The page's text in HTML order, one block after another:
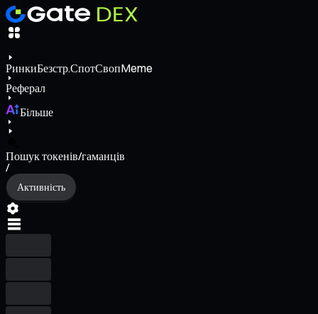
РинкиБезстр.СпотСвопMeme
Реферал
Більше
Пошук токенів/гаманців
/
Активність